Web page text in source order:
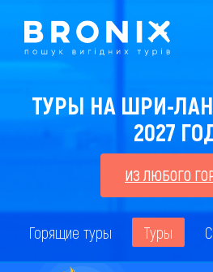
ТУРЫ НА ШРИ-
2027
ИЗ ЛЮБОГО
Горящие туры Туры